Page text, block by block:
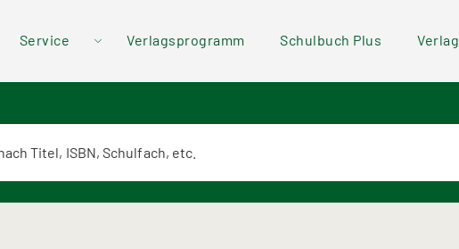
Header
Menü
Service Verlagsprogramm Schulbuch Plus Verlag